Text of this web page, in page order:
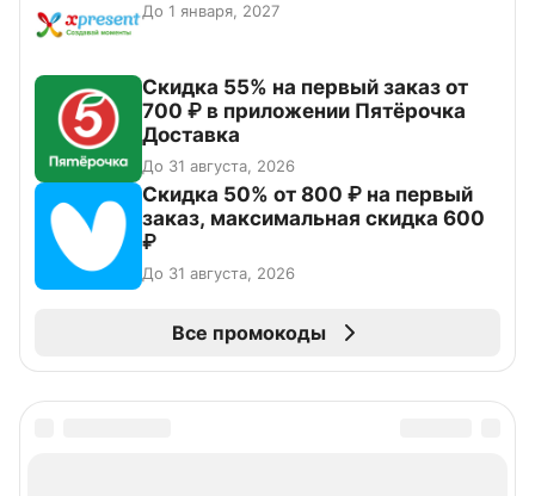
До 1 января, 2027
Скидка 55% на первый заказ от
700 ₽ в приложении Пятёрочка
Доставка
До 31 августа, 2026
Скидка 50% от 800 ₽ на первый
заказ, максимальная скидка 600
₽
До 31 августа, 2026
Все промокоды